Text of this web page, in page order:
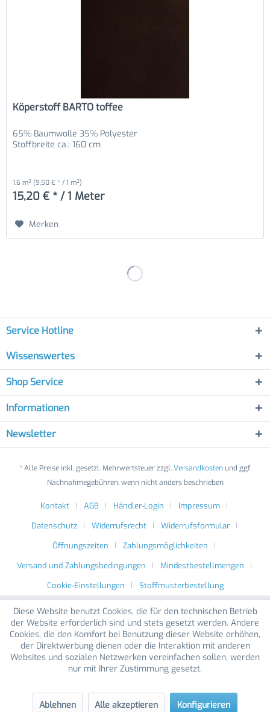
Köperstoff BARTO toffee
65% Baumwolle 35% Polyester
Stoffbreite ca.: 160 cm
1.6 m² (9,50 € * / 1 m²)
15,20 € * / 1 Meter
Merken
Service Hotline
Wissenswertes
Shop Service
Informationen
Newsletter
* Alle Preise inkl. gesetzl. Mehrwertsteuer zzgl.Versandkostenund ggf.
Nachnahmegebühren, wenn nicht anders beschrieben
Kontakt AGB Händler-Login
Impressum
Datenschutz
Widerrufsrecht
Widerrufsformular
Öffnungszeiten
Zahlungsmöglichkeiten
Versand und Zahlungsbedingungen
Mindestbestellmengen
Cookie-Einstellungen
Stoffmusterbestellung
Diese Website benutzt Cookies, die für den technischen Betrieb
der Website erforderlich sind und stets gesetzt werden. Andere
Cookies, die den Komfort bei Benutzung dieser Website erhöhen,
der Direktwerbung dienen oder die Interaktion mit anderen
Websites und sozialen Netzwerken vereinfachen sollen, werden
nur mit Ihrer Zustimmung gesetzt.
Ablehnen Alle akzeptieren Konfigurieren